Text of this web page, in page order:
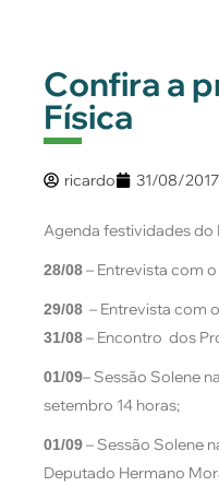
Confira a
Física
ricardo 31/08/2017
Agenda festividades do
28/08– Entrevista com
29/08 – Entrevista com
31/08– Encontro dos
01/09– Sessão Solene
setembro 14 horas;
01/09– Sessão Solene
Deputado Hermano